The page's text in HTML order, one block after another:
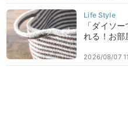
「ダイソ
れる！お部
2026/08/07